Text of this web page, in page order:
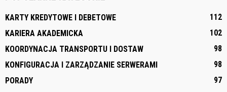
KARTY KREDYTOWE I DEBETOWE
112
KARIERA AKADEMICKA
102
KOORDYNACJA TRANSPORTU I DOSTAW
98
KONFIGURACJA I ZARZĄDZANIE SERWERAMI
98
PORADY
97